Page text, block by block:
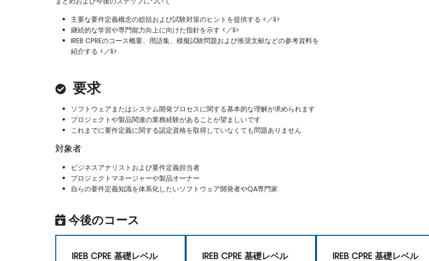
主要な要件定義概念の総括および試験対策のヒントを提供する <／li>
継続的な学習や専門能力向上に向けた指針を示す <／li>
IREB CPREのコース概要、用語集、模擬試験問題および推奨文献などの参考資料を
紹介する <／li>
要求
ソフトウェアまたはシステム開発プロセスに関する基本的な理解が求められます
プロジェクトや製品関連の業務経験があることが望ましいです
これまでに要件定義に関する認定資格を取得していなくても問題ありません
対象者
ビジネスアナリストおよび要件定義担当者
プロジェクトマネージャーや製品オーナー
自らの要件定義知識を体系化したいソフトウェア開発者やQA専門家
今後のコース
IREB CPRE 基礎レベル
IREB CPRE 基礎レベル
IREB CPRE 基礎レベル